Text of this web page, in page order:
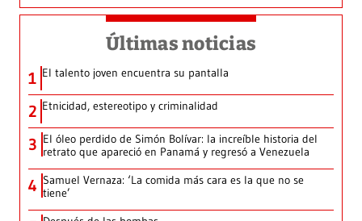
Últimas noticias
1 El talento joven encuentra su pantalla​
2 Etnicidad, estereotipo y criminalidad
3 El óleo perdido de Simón Bolívar: la increíble historia del
retrato que apareció en Panamá y regresó a Venezuela
4 Samuel Vernaza: ‘La comida más cara es la que no se
tiene’